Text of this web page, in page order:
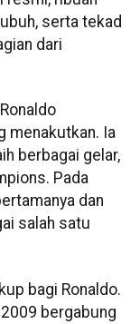
serta tekad
dari
menakutkan. Ia
berbagai gelar,
Pada
dan
salah satu
bagi Ronaldo.
bergabung